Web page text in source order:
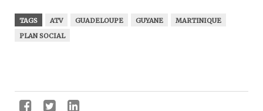
TAGS ATV GUADELOUPE GUYANE
MARTINIQUE
PLAN SOCIAL